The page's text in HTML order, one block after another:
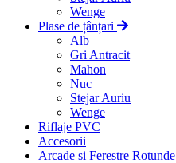
Wenge
Plase de țânțari
Alb
Gri Antracit
Mahon
Nuc
Stejar Auriu
Wenge
Riflaje PVC
Accesorii
Arcade si Ferestre Rotunde